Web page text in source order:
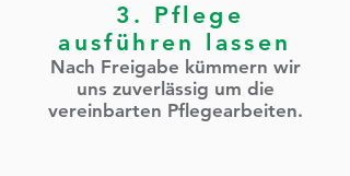
3. Pflege
ausführen lassen
Nach Freigabe kümmern wir
uns zuverlässig um die
vereinbarten Pflegearbeiten.